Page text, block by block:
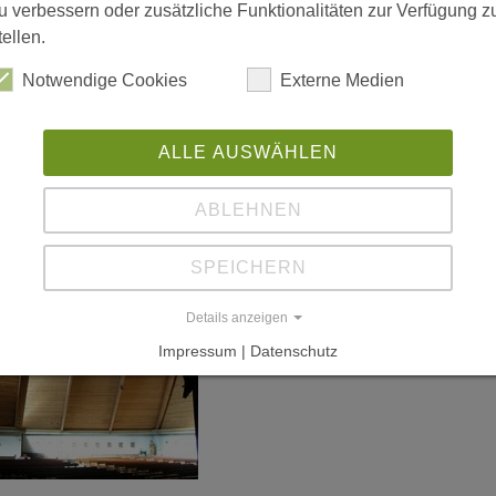
verbessern oder zusätzliche Funktionalitäten zur Verfügung
Notwendige Cookies Externe Medien
ALLE AUSWÄHLEN
ABLEHNEN
SPEICHERN
Details anzeigen
Impressum | Datenschutz